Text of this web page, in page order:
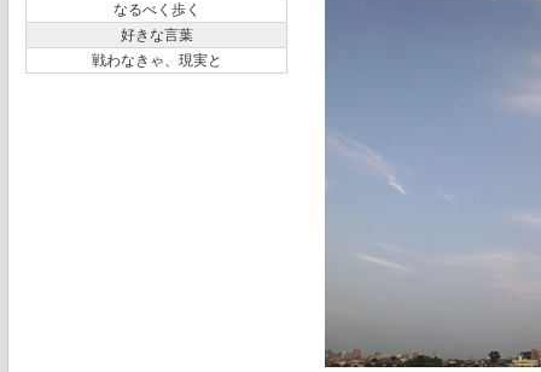
なるべく歩く
好きな言葉
戦わなきゃ、現実と